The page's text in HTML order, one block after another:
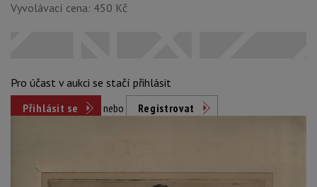
Vyvolávací cena: 450 Kč
Pro účast v aukci se stačí přihlásit
Přihlásit se
nebo Registrovat